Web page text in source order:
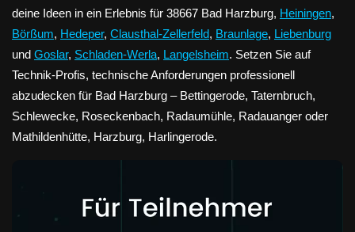
deine Ideen in ein Erlebnis für 38667 Bad Harzburg, Heiningen,
Börßum, Hedeper, Clausthal-Zellerfeld, Braunlage, Liebenburg
und Goslar, Schladen-Werla, Langelsheim. Setzen Sie auf
Technik-Profis, technische Anforderungen professionell
abzudecken für Bad Harzburg – Bettingerode, Taternbruch,
Schlewecke, Roseckenbach, Radaumühle, Radauanger oder
Mathildenhütte, Harzburg, Harlingerode.